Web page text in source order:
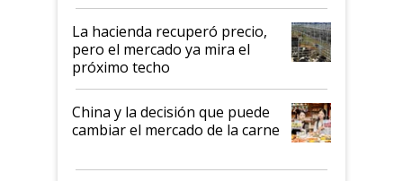
histórico para la actividad
La hacienda recuperó precio,
pero el mercado ya mira el
próximo techo
China y la decisión que puede
cambiar el mercado de la carne